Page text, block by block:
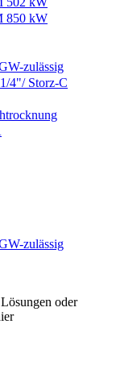
850 kW
zulässig
4"/ Storz-C
zulässig
oder